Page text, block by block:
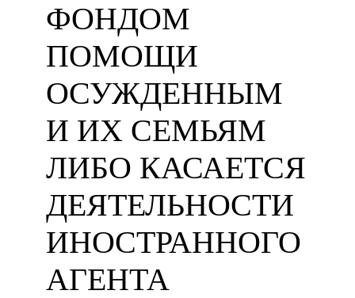
ФОНДОМ
ПОМОЩИ
ОСУЖДЕННЫМ
И ИХ СЕМЬЯМ
ЛИБО КАСАЕТСЯ
ДЕЯТЕЛЬНОСТИ
ИНОСТРАННОГО
АГЕНТА